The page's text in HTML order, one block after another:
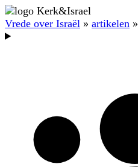
Vrede over Israël » artikelen »